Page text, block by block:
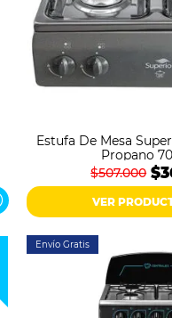
Estufa De Mesa
Propano
$507.000
VER
Envío Gratis